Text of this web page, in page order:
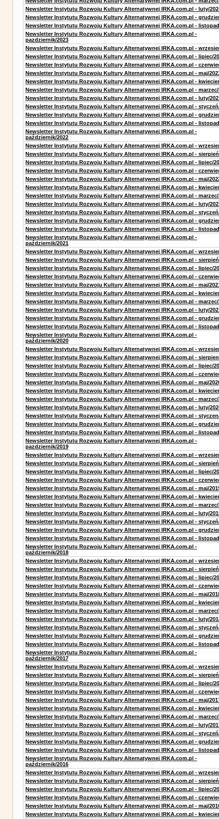
Newsletter Instytutu Rozwoju Kultury Alternatywnej IRKA.com.pl - luty/
Newsletter Instytutu Rozwoju Kultury Alternatywnej IRKA.com.pl -
Newsletter Instytutu Rozwoju Kultury Alternatywnej IRKA.com.pl -
Newsletter Instytutu Rozwoju Kultury Alternatywnej IRKA.com.pl -
pazdziernik/2023
Newsletter Instytutu Rozwoju Kultury Alternatywnej IRKA.com.pl -
Newsletter Instytutu Rozwoju Kultury Alternatywnej IRKA.com.pl - lipiec/
Newsletter Instytutu Rozwoju Kultury Alternatywnej IRKA.com.pl -
Newsletter Instytutu Rozwoju Kultury Alternatywnej IRKA.com.pl - maj/
Newsletter Instytutu Rozwoju Kultury Alternatywnej IRKA.com.pl -
Newsletter Instytutu Rozwoju Kultury Alternatywnej IRKA.com.pl - marzec/
Newsletter Instytutu Rozwoju Kultury Alternatywnej IRKA.com.pl - luty/
Newsletter Instytutu Rozwoju Kultury Alternatywnej IRKA.com.pl -
Newsletter Instytutu Rozwoju Kultury Alternatywnej IRKA.com.pl -
Newsletter Instytutu Rozwoju Kultury Alternatywnej IRKA.com.pl -
Newsletter Instytutu Rozwoju Kultury Alternatywnej IRKA.com.pl -
październik/2022
Newsletter Instytutu Rozwoju Kultury Alternatywnej IRKA.com.pl -
Newsletter Instytutu Rozwoju Kultury Alternatywnej IRKA.com.pl -
Newsletter Instytutu Rozwoju Kultury Alternatywnej IRKA.com.pl - lipiec/
Newsletter Instytutu Rozwoju Kultury Alternatywnej IRKA.com.pl -
Newsletter Instytutu Rozwoju Kultury Alternatywnej IRKA.com.pl - maj/
Newsletter Instytutu Rozwoju Kultury Alternatywnej IRKA.com.pl -
Newsletter Instytutu Rozwoju Kultury Alternatywnej IRKA.com.pl - marzec/
Newsletter Instytutu Rozwoju Kultury Alternatywnej IRKA.com.pl - luty/
Newsletter Instytutu Rozwoju Kultury Alternatywnej IRKA.com.pl -
Newsletter Instytutu Rozwoju Kultury Alternatywnej IRKA.com.pl -
Newsletter Instytutu Rozwoju Kultury Alternatywnej IRKA.com.pl -
Newsletter Instytutu Rozwoju Kultury Alternatywnej IRKA.com.pl -
październik/2021
Newsletter Instytutu Rozwoju Kultury Alternatywnej IRKA.com.pl -
Newsletter Instytutu Rozwoju Kultury Alternatywnej IRKA.com.pl -
Newsletter Instytutu Rozwoju Kultury Alternatywnej IRKA.com.pl - lipiec/
Newsletter Instytutu Rozwoju Kultury Alternatywnej IRKA.com.pl -
Newsletter Instytutu Rozwoju Kultury Alternatywnej IRKA.com.pl - maj/
Newsletter Instytutu Rozwoju Kultury Alternatywnej IRKA.com.pl -
Newsletter Instytutu Rozwoju Kultury Alternatywnej IRKA.com.pl - marzec/
Newsletter Instytutu Rozwoju Kultury Alternatywnej IRKA.com.pl - luty/
Newsletter Instytutu Rozwoju Kultury Alternatywnej IRKA.com.pl -
Newsletter Instytutu Rozwoju Kultury Alternatywnej IRKA.com.pl -
Newsletter Instytutu Rozwoju Kultury Alternatywnej IRKA.com.pl -
październik/2020
Newsletter Instytutu Rozwoju Kultury Alternatywnej IRKA.com.pl -
Newsletter Instytutu Rozwoju Kultury Alternatywnej IRKA.com.pl -
Newsletter Instytutu Rozwoju Kultury Alternatywnej IRKA.com.pl - lipiec/
Newsletter Instytutu Rozwoju Kultury Alternatywnej IRKA.com.pl -
Newsletter Instytutu Rozwoju Kultury Alternatywnej IRKA.com.pl - maj/
Newsletter Instytutu Rozwoju Kultury Alternatywnej IRKA.com.pl -
Newsletter Instytutu Rozwoju Kultury Alternatywnej IRKA.com.pl - marzec/
Newsletter Instytutu Rozwoju Kultury Alternatywnej IRKA.com.pl - luty/
Newsletter Instytutu Rozwoju Kultury Alternatywnej IRKA.com.pl -
Newsletter Instytutu Rozwoju Kultury Alternatywnej IRKA.com.pl -
Newsletter Instytutu Rozwoju Kultury Alternatywnej IRKA.com.pl -
Newsletter Instytutu Rozwoju Kultury Alternatywnej IRKA.com.pl -
pazdziernik/2019
Newsletter Instytutu Rozwoju Kultury Alternatywnej IRKA.com.pl -
Newsletter Instytutu Rozwoju Kultury Alternatywnej IRKA.com.pl -
Newsletter Instytutu Rozwoju Kultury Alternatywnej IRKA.com.pl - lipiec/
Newsletter Instytutu Rozwoju Kultury Alternatywnej IRKA.com.pl -
Newsletter Instytutu Rozwoju Kultury Alternatywnej IRKA.com.pl - maj/
Newsletter Instytutu Rozwoju Kultury Alternatywnej IRKA.com.pl -
Newsletter Instytutu Rozwoju Kultury Alternatywnej IRKA.com.pl - marzec/
Newsletter Instytutu Rozwoju Kultury Alternatywnej IRKA.com.pl - luty/
Newsletter Instytutu Rozwoju Kultury Alternatywnej IRKA.com.pl -
Newsletter Instytutu Rozwoju Kultury Alternatywnej IRKA.com.pl -
Newsletter Instytutu Rozwoju Kultury Alternatywnej IRKA.com.pl -
Newsletter Instytutu Rozwoju Kultury Alternatywnej IRKA.com.pl -
październik/2018
Newsletter Instytutu Rozwoju Kultury Alternatywnej IRKA.com.pl -
Newsletter Instytutu Rozwoju Kultury Alternatywnej IRKA.com.pl -
Newsletter Instytutu Rozwoju Kultury Alternatywnej IRKA.com.pl - lipiec/
Newsletter Instytutu Rozwoju Kultury Alternatywnej IRKA.com.pl -
Newsletter Instytutu Rozwoju Kultury Alternatywnej IRKA.com.pl - maj/
Newsletter Instytutu Rozwoju Kultury Alternatywnej IRKA.com.pl -
Newsletter Instytutu Rozwoju Kultury Alternatywnej IRKA.com.pl - marzec/
Newsletter Instytutu Rozwoju Kultury Alternatywnej IRKA.com.pl - luty/
Newsletter Instytutu Rozwoju Kultury Alternatywnej IRKA.com.pl -
Newsletter Instytutu Rozwoju Kultury Alternatywnej IRKA.com.pl -
Newsletter Instytutu Rozwoju Kultury Alternatywnej IRKA.com.pl -
Newsletter Instytutu Rozwoju Kultury Alternatywnej IRKA.com.pl -
październik/2017
Newsletter Instytutu Rozwoju Kultury Alternatywnej IRKA.com.pl -
Newsletter Instytutu Rozwoju Kultury Alternatywnej IRKA.com.pl -
Newsletter Instytutu Rozwoju Kultury Alternatywnej IRKA.com.pl - lipiec/
Newsletter Instytutu Rozwoju Kultury Alternatywnej IRKA.com.pl -
Newsletter Instytutu Rozwoju Kultury Alternatywnej IRKA.com.pl - maj/
Newsletter Instytutu Rozwoju Kultury Alternatywnej IRKA.com.pl -
Newsletter Instytutu Rozwoju Kultury Alternatywnej IRKA.com.pl - marzec/
Newsletter Instytutu Rozwoju Kultury Alternatywnej IRKA.com.pl - luty/
Newsletter Instytutu Rozwoju Kultury Alternatywnej IRKA.com.pl -
Newsletter Instytutu Rozwoju Kultury Alternatywnej IRKA.com.pl -
Newsletter Instytutu Rozwoju Kultury Alternatywnej IRKA.com.pl -
Newsletter Instytutu Rozwoju Kultury Alternatywnej IRKA.com.pl -
październik/2016
Newsletter Instytutu Rozwoju Kultury Alternatywnej IRKA.com.pl -
Newsletter Instytutu Rozwoju Kultury Alternatywnej IRKA.com.pl -
Newsletter Instytutu Rozwoju Kultury Alternatywnej IRKA.com.pl - lipiec/
Newsletter Instytutu Rozwoju Kultury Alternatywnej IRKA.com.pl -
Newsletter Instytutu Rozwoju Kultury Alternatywnej IRKA.com.pl - maj/
Newsletter Instytutu Rozwoju Kultury Alternatywnej IRKA.com.pl -